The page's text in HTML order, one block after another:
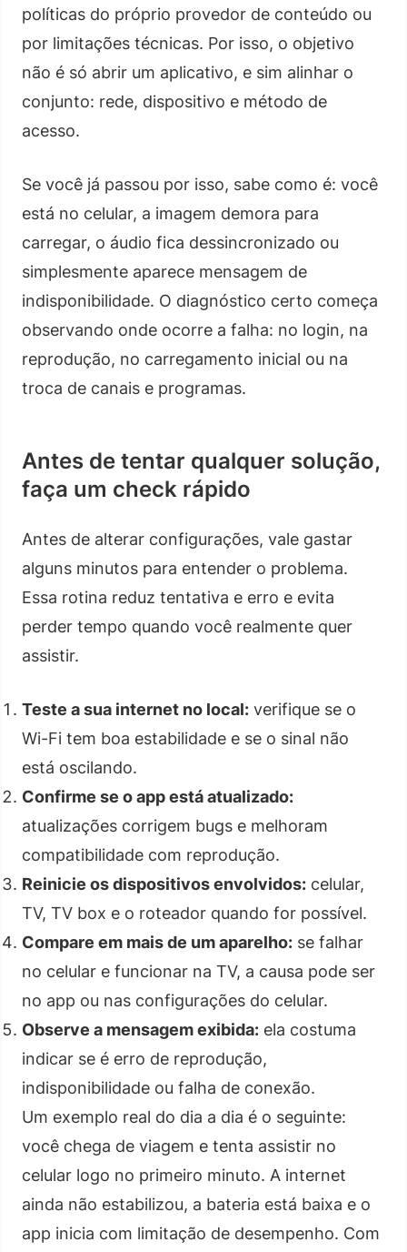
políticas do próprio provedor de conteúdo ou
por limitações técnicas. Por isso, o objetivo
não é só abrir um aplicativo, e sim alinhar o
conjunto: rede, dispositivo e método de
acesso.
Se você já passou por isso, sabe como é: você
está no celular, a imagem demora para
carregar, o áudio fica dessincronizado ou
simplesmente aparece mensagem de
indisponibilidade. O diagnóstico certo começa
observando onde ocorre a falha: no login, na
reprodução, no carregamento inicial ou na
troca de canais e programas.
Antes de tentar qualquer solução,
faça um check rápido
Antes de alterar configurações, vale gastar
alguns minutos para entender o problema.
Essa rotina reduz tentativa e erro e evita
perder tempo quando você realmente quer
assistir.
Teste a sua internet no local: verifique se o
Wi-Fi tem boa estabilidade e se o sinal não
está oscilando.
Confirme se o app está atualizado:
atualizações corrigem bugs e melhoram
compatibilidade com reprodução.
Reinicie os dispositivos envolvidos: celular,
TV, TV box e o roteador quando for possível.
Compare em mais de um aparelho: se falhar
no celular e funcionar na TV, a causa pode ser
no app ou nas configurações do celular.
Observe a mensagem exibida: ela costuma
indicar se é erro de reprodução,
indisponibilidade ou falha de conexão.
Um exemplo real do dia a dia é o seguinte:
você chega de viagem e tenta assistir no
celular logo no primeiro minuto. A internet
ainda não estabilizou, a bateria está baixa e o
app inicia com limitação de desempenho. Com